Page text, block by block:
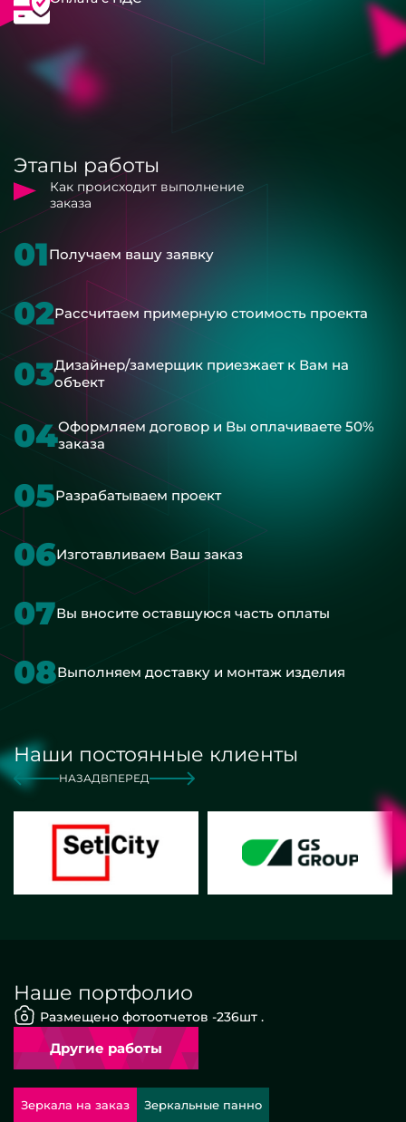
Этапы работы
Как происходит выполнение
заказа
01Получаем вашу заявку
02Рассчитаем примерную стоимость проекта
03Дизайнер/замерщик приезжает к Вам на
объект
04Оформляем договор и Вы оплачиваете 50%
заказа
05Разрабатываем проект
06Изготавливаем Ваш заказ
07Вы вносите оставшуюся часть оплаты
08Выполняем доставку и монтаж изделия
Наши постоянные клиенты
НАЗАДВПЕРЕД
Наше портфолио
Размещено фотоотчетов -236шт .
Другие работы
Зеркала на заказ Зеркальные панно